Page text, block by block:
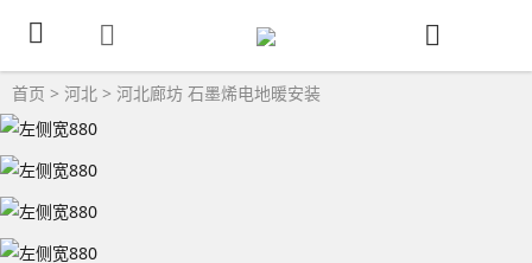
首页 > 河北 > 河北廊坊 石墨烯电地暖安装